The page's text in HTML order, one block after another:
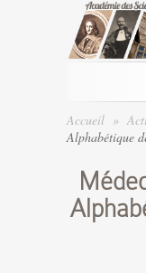
Accueil »
Alphabétique